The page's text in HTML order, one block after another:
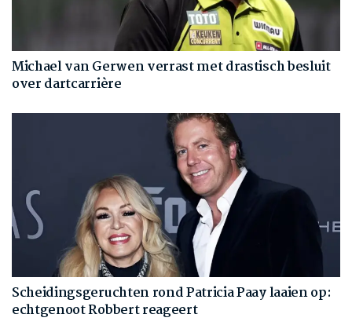
Michael van Gerwen verrast met drastisch besluit
over dartcarrière
Scheidingsgeruchten rond Patricia Paay laaien op:
echtgenoot Robbert reageert